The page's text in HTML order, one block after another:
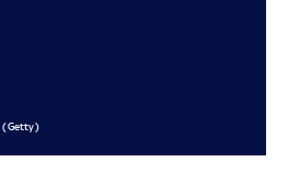
(Getty)